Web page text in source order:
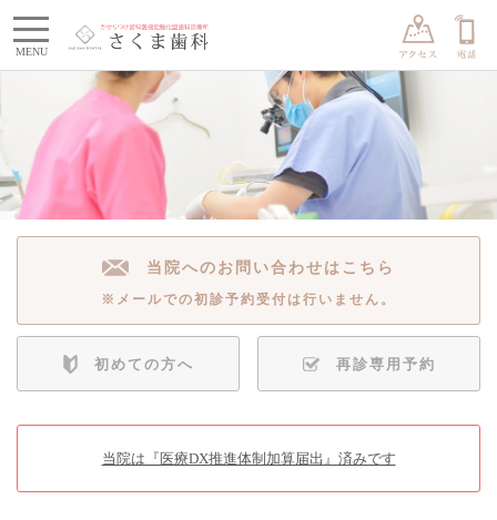
toggle
navigation
MENU
当院へのお問い合わせはこちら
※メールでの初診予約受付は行いません。
初めての方へ 再診専用予約
当院は『医療DX推進体制加算届出』済みです